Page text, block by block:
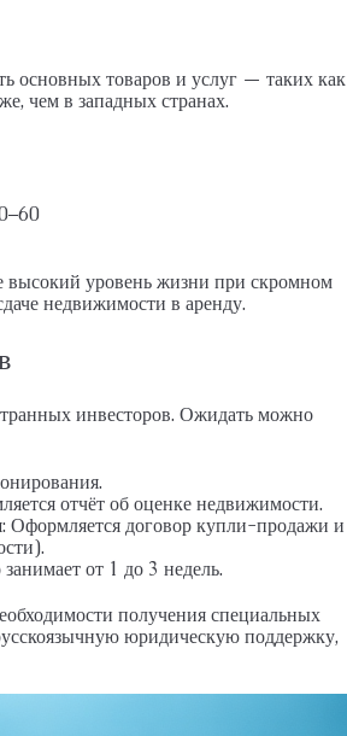
основных товаров и услуг — таких как
чем в западных странах.
высокий уровень жизни при скромном
недвижимости в аренду.
инвесторов. Ожидать можно
отчёт об оценке недвижимости.
: Оформляется договор купли-продажи и
от 1 до 3 недель.
получения специальных
юридическую поддержку,